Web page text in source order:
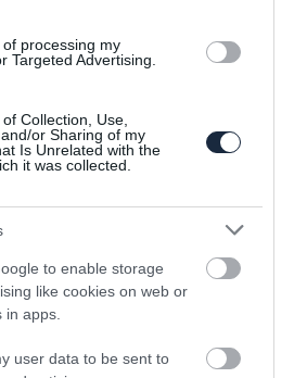
processing my
Targeted Advertising.
Collection, Use,
or Sharing of my
Is Unrelated with the
it was collected.
to enable storage
like cookies on web or
apps.
user data to be sent to
az Audi Q2-esből